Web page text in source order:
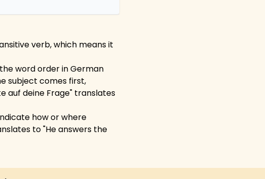
verb, which means it
word order in German
subject comes first,
auf deine Frage" translates
how or where
to "He answers the